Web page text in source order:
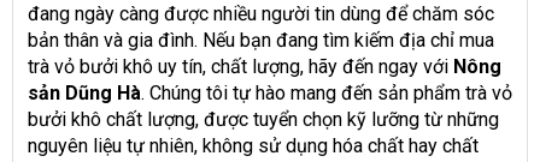
đang ngày càng được nhiều người tin dùng để chăm sóc
bản thân và gia đình. Nếu bạn đang tìm kiếm địa chỉ mua
trà vỏ bưởi khô uy tín, chất lượng, hãy đến ngay với Nông
sản Dũng Hà. Chúng tôi tự hào mang đến sản phẩm trà vỏ
bưởi khô chất lượng, được tuyển chọn kỹ lưỡng từ những
nguyên liệu tự nhiên, không sử dụng hóa chất hay chất